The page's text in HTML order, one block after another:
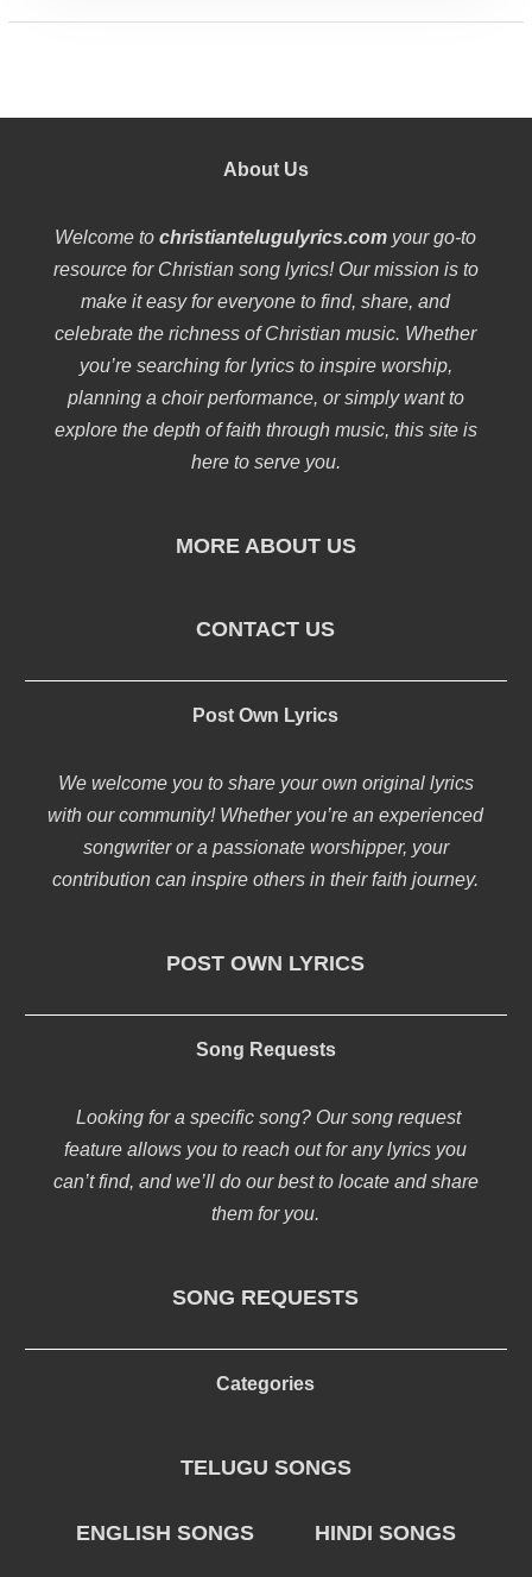
About Us
Welcome tochristiantelugulyrics.com your go-to
resource for Christian song lyrics! Our mission is to
make it easy for everyone to find, share, and
celebrate the richness of Christian music. Whether
you’re searching for lyrics to inspire worship,
planning a choir performance, or simply want to
explore the depth of faith through music, this site is
here to serve you.
MORE ABOUT US
CONTACT US
Post Own Lyrics
We welcome you to share your own original lyrics
with our community! Whether you’re an experienced
songwriter or a passionate worshipper, your
contribution can inspire others in their faith journey.
POST OWN LYRICS
Song Requests
Looking for a specific song? Our song request
feature allows you to reach out for any lyrics you
can’t find, and we’ll do our best to locate and share
them for you.
SONG REQUESTS
Categories
TELUGU SONGS
ENGLISH SONGS HINDI SONGS